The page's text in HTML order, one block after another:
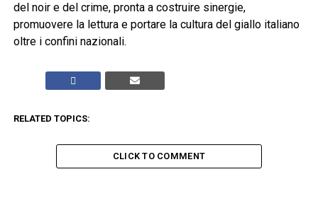
del noir e del crime, pronta a costruire sinergie,
promuovere la lettura e portare la cultura del giallo italiano
oltre i confini nazionali.
RELATED TOPICS:
CLICK TO COMMENT